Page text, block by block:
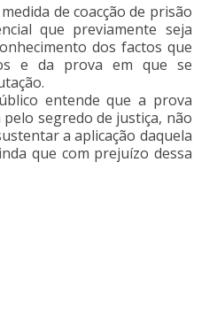
de coacção de prisão
que previamente seja
dos factos que
e da prova em que se
entende que a prova
segredo de justiça, não
a aplicação daquela
que com prejuízo dessa